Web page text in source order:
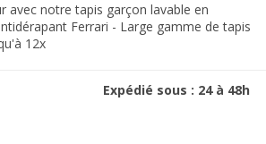
avec notre tapis garçon lavable en
Ferrari - Large gamme de tapis
12x
Expédié sous : 24 à 48h